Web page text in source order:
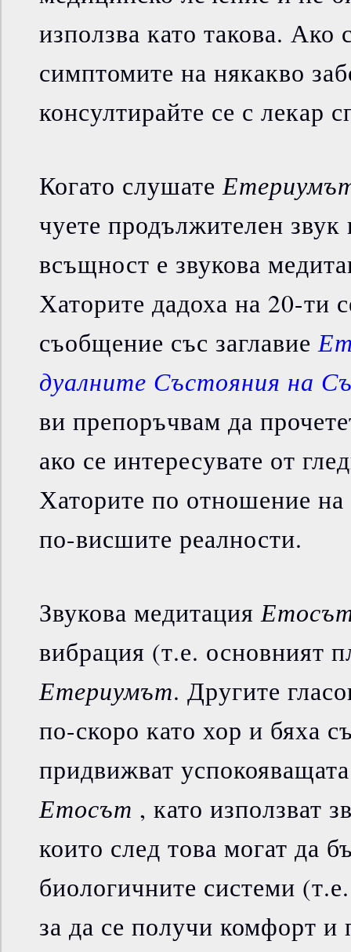
използва като такова. Ако
симптомите на някакво
консултирайте се с лекар
Когато слушате
чуете продължителен звук
всъщност е звукова
Хаторите дадоха на 20-ти
съобщение със заглавие
дуалните Състояния на
ви препоръчвам да
ако се интересувате от
Хаторите по отношение на
по-висшите реалности.
Звукова медитация
вибрация (т.е. основният
Етериумът. Другите
по-скоро като хор и бяха
придвижват
Етосът , като използват
които след това могат да
биологичните системи
за да се получи комфорт и